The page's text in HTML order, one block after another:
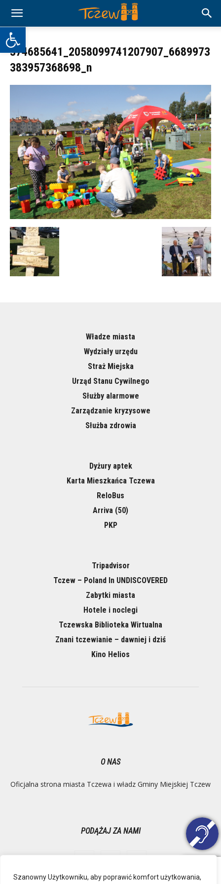
Otwórz pasek narzędzi
Szanowny Użytkowniku, aby poprawić komfort użytkowania,
374685641_2058099741207907_6689973
383957368698_n
Władze miasta
Wydziały urzędu
Straż Miejska
Urząd Stanu Cywilnego
Służby alarmowe
Zarządzanie kryzysowe
Służba zdrowia
Dyżury aptek
Karta Mieszkańca Tczewa
ReloBus
Arriva (50)
PKP
Tripadvisor
Tczew – Poland In UNDISCOVERED
Zabytki miasta
Hotele i noclegi
Tczewska Biblioteka Wirtualna
Znani tczewianie – dawniej i dziś
Kino Helios
O NAS
Oficjalna strona miasta Tczewa i władz Gminy Miejskiej Tczew
PODĄŻAJ ZA NAMI